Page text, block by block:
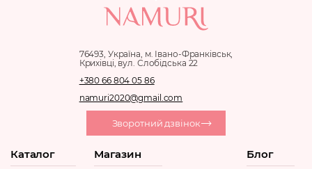
76493, Україна, м. Івано-Франківськ,
Крихівці, вул. Слобідська 22
+380 66 804 05 86
namuri2020@gmail.com
Каталог Магазин Блог
Зворотний дзвінок